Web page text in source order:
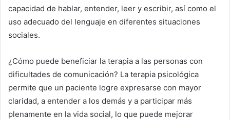
capacidad de hablar, entender, leer y escribir, así como el
uso adecuado del lenguaje en diferentes situaciones
sociales.
¿Cómo puede beneficiar la terapia a las personas con
dificultades de comunicación? La terapia psicológica
permite que un paciente logre expresarse con mayor
claridad, a entender a los demás y a participar más
plenamente en la vida social, lo que puede mejorar